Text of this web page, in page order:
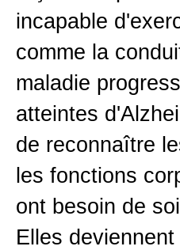
incapable
comme la
maladie
atteintes
de reconnaître
les fonctions
ont besoin de
Elles